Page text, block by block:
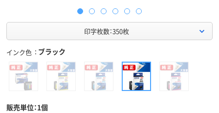
印字枚数：350枚
インク色 ブラック
販売単位：1個